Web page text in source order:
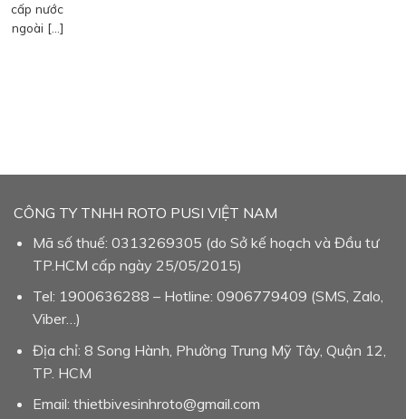
cấp nước
ngoài […]
CÔNG TY TNHH ROTO PUSI VIỆT NAM
Mã số thuế: 0313269305 (do Sở kế hoạch và Đầu tư
TP.HCM cấp ngày 25/05/2015)
Tel: 1900636288 – Hotline: 0906779409 (SMS, Zalo,
Viber…)
Địa chỉ: 8 Song Hành, Phường Trung Mỹ Tây, Quận 12,
TP. HCM
Email: thietbivesinhroto@gmail.com